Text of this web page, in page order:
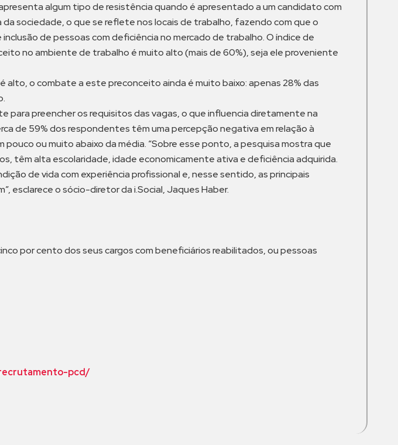
algum tipo de resistência quando é apresentado a um candidato com
sociedade, o que se reflete nos locais de trabalho, fazendo com que o
de pessoas com deficiência no mercado de trabalho. O índice de
no ambiente de trabalho é muito alto (mais de 60%), seja ele proveniente
o combate a este preconceito ainda é muito baixo: apenas 28% das
para preencher os requisitos das vagas, o que influencia diretamente na
de 59% dos respondentes têm uma percepção negativa em relação à
ou muito abaixo da média. “Sobre esse ponto, a pesquisa mostra que
têm alta escolaridade, idade economicamente ativa e deficiência adquirida.
de vida com experiência profissional e, nesse sentido, as principais
esclarece o sócio-diretor da i.Social, Jaques Haber.
por cento dos seus cargos com beneficiários reabilitados, ou pessoas
pcd/